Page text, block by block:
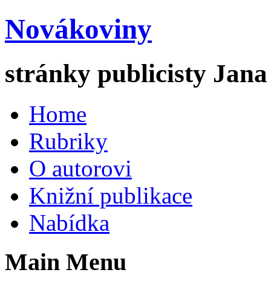
Novákoviny
stránky publicisty
Home
Rubriky
O autorovi
Knižní publikace
Nabídka
Main Menu